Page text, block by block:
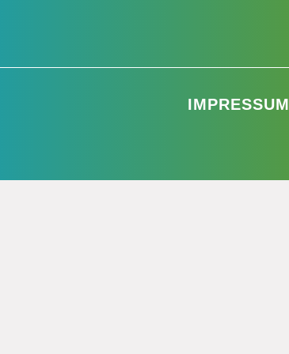
IMPRESSUM